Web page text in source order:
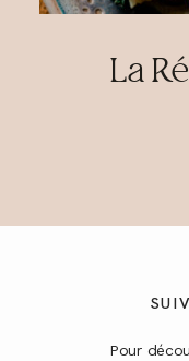
La
Pour